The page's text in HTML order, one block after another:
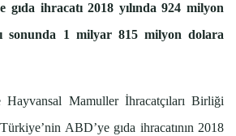
gıda ihracatı 2018 yılında 924 milyon
sonunda 1 milyar 815 milyon dolara
Mamuller İhracatçıları Birliği
ABD’ye gıda ihracatının 2018